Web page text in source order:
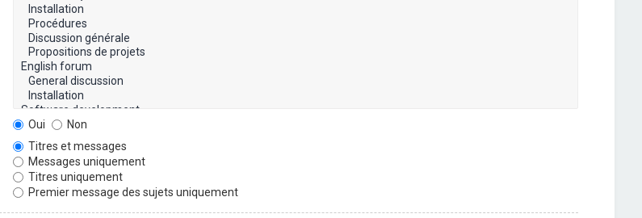
Oui
Non
Titres et messages
Messages uniquement
Titres uniquement
Premier message des sujets uniquement